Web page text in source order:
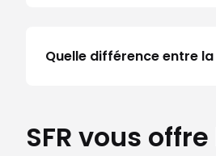
Quelle différence entre la
SFR vous